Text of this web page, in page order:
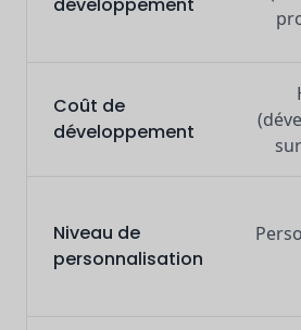
développement
Coût de
développement
Niveau de
personnalisation